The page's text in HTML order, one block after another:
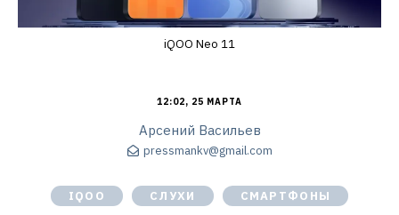
iQOO Neo 11
12:02, 25 МАРТА
Арсений Васильев
pressmankv@gmail.com
IQOO СЛУХИ СМАРТФОНЫ